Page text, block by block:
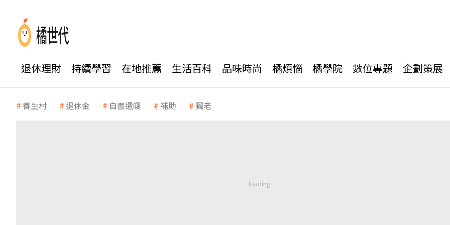
退休理財 持續學習 在地推薦 生活百科 品味時尚 橘煩惱 橘學院 數位專題 企劃策展
養生村 退休金 自書遺囑 補助 獨老